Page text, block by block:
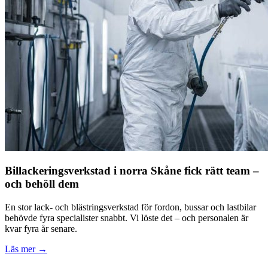
Billackeringsverkstad i norra Skåne fick rätt team –
och behöll dem
En stor lack- och blästringsverkstad för fordon, bussar och lastbilar
behövde fyra specialister snabbt. Vi löste det – och personalen är
kvar fyra år senare.
Läs mer →